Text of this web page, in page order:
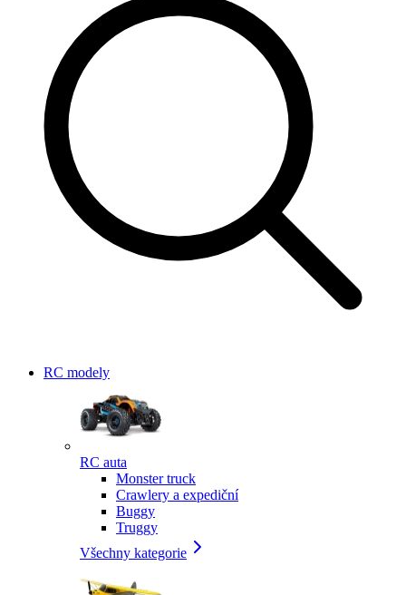
RC modely
RC auta
Monster truck
Crawlery a expediční
Buggy
Truggy
Všechny kategorie